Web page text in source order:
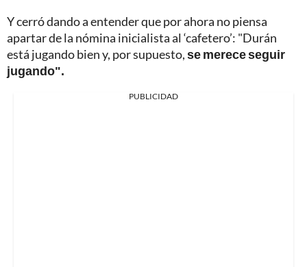
Y cerró dando a entender que por ahora no piensa
apartar de la nómina inicialista al ‘cafetero’: "Durán
está jugando bien y, por supuesto,se merece seguir
jugando".
PUBLICIDAD